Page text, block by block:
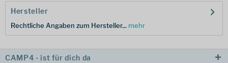
Hersteller
Rechtliche Angaben zum Hersteller... mehr
CAMP4 - ist für dich da